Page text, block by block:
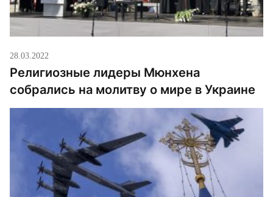
28.03.2022
Религиозные лидеры Мюнхена
собрались на молитву о мире в Украине